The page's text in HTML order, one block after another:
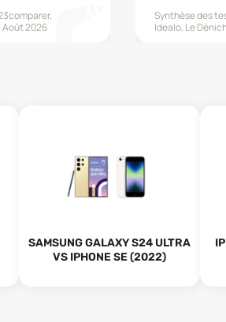
Août 2026
Synthèse des
Idealo, Le
SAMSUNG GALAXY S24 ULTRA
VS IPHONE SE (2022)